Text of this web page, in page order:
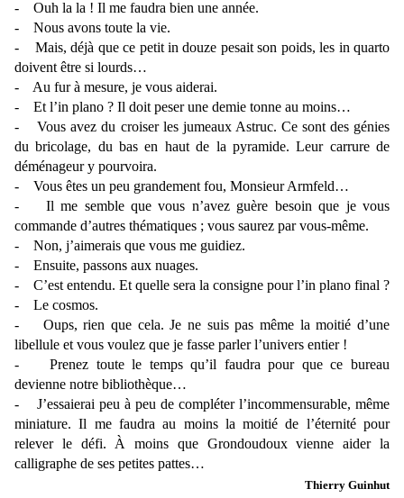
- Ouh la la ! Il me faudra bien une année.
- Nous avons toute la vie.
- Mais, déjà que ce petit in douze pesait son poids, les in quarto
doivent être si lourds…
- Au fur à mesure, je vous aiderai.
- Et l’in plano ? Il doit peser une demie tonne au moins…
- Vous avez du croiser les jumeaux Astruc. Ce sont des génies
du bricolage, du bas en haut de la pyramide. Leur carrure de
déménageur y pourvoira.
- Vous êtes un peu grandement fou, Monsieur Armfeld…
- Il me semble que vous n’avez guère besoin que je vous
commande d’autres thématiques ; vous saurez par vous-même.
- Non, j’aimerais que vous me guidiez.
- Ensuite, passons aux nuages.
- C’est entendu. Et quelle sera la consigne pour l’in plano final ?
- Le cosmos.
- Oups, rien que cela. Je ne suis pas même la moitié d’une
libellule et vous voulez que je fasse parler l’univers entier !
- Prenez toute le temps qu’il faudra pour que ce bureau
devienne notre bibliothèque…
- J’essaierai peu à peu de compléter l’incommensurable, même
miniature. Il me faudra au moins la moitié de l’éternité pour
relever le défi. À moins que Grondoudoux vienne aider la
calligraphe de ses petites pattes…
Thierry Guinhut